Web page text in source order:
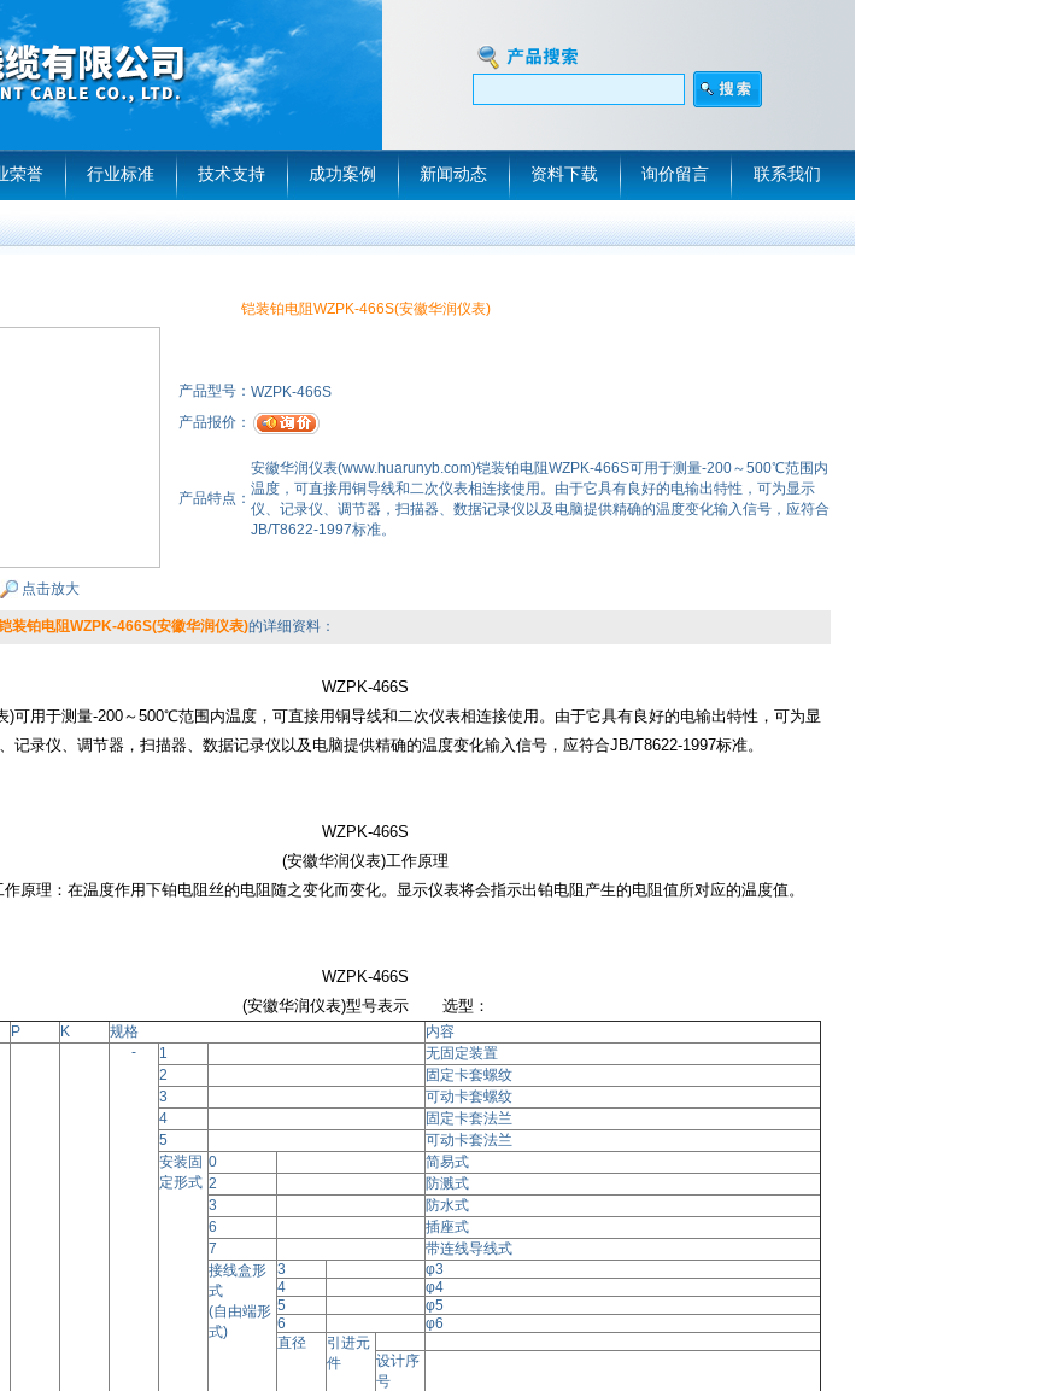
荣誉 行业标准 技术支持 成功案例 新闻动态 资料下载 询价留言 联系我们
铠装铂电阻WZPK-466S(安徽华润仪表)
点击放大
产品型号： WZPK-466S
产品报价：
产品特点：
安徽华润仪表(www.huarunyb.com)铠装铂电阻WZPK-466S可用于测量-200～500℃范围内
温度，可直接用铜导线和二次仪表相连接使用。由于它具有良好的电输出特性，可为显示
仪、记录仪、调节器，扫描器、数据记录仪以及电脑提供精确的温度变化输入信号，应符合
JB/T8622-1997标准。
装铂电阻WZPK-466S(安徽华润仪表)的详细资料：
WZPK-466S
)可用于测量-200～500℃范围内温度，可直接用铜导线和二次仪表相连接使用。由于它具有良好的电输出特性，可为显
记录仪、调节器，扫描器、数据记录仪以及电脑提供精确的温度变化输入信号，应符合JB/T8622-1997标准。
WZPK-466S
(安徽华润仪表)工作原理
原理：在温度作用下铂电阻丝的电阻随之变化而变化。显示仪表将会指示出铂电阻产生的电阻值所对应的温度值。
WZPK-466S
(安徽华润仪表)型号表示
选型：
P K 规格
内容
-
1
无固定装置
2
固定卡套螺纹
3
可动卡套螺纹
4
固定卡套法兰
5
可动卡套法兰
安装固
定形式
0
简易式
2
防溅式
3
防水式
6
插座式
7
带连线导线式
接线盒形
式
(自由端形
式)
3 φ3
4
φ4
5
φ5
6
φ6
直径
引进元
件
设计序
号